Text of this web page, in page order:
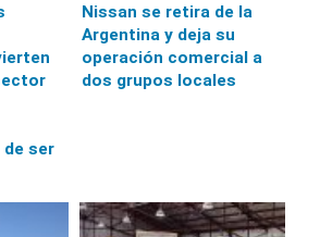
ser
Nissan se retira de la
Argentina y deja su
operación comercial a
dos grupos locales